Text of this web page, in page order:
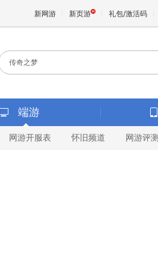
新网游 新页游 礼包/激活码
端游
网游开服表 怀旧频道 网游评测